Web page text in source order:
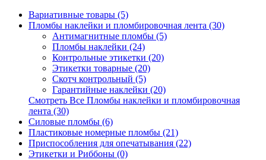
Вариативные товары (5)
Пломбы наклейки и пломбировочная лента (30)
Антимагнитные пломбы (5)
Пломбы наклейки (24)
Контрольные этикетки (20)
Этикетки товарные (20)
Скотч контрольный (5)
Гарантийные наклейки (20)
Смотреть Все Пломбы наклейки и пломбировочная
лента (30)
Силовые пломбы (6)
Пластиковые номерные пломбы (21)
Приспособления для опечатывания (22)
Этикетки и Риббоны (0)